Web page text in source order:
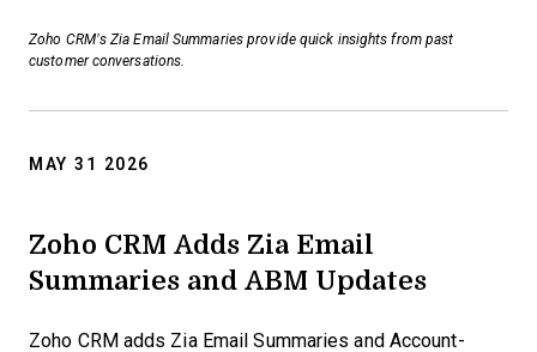
Zoho CRM’s Zia Email Summaries provide quick insights from past
customer conversations.
MAY 31 2026
Zoho CRM Adds Zia Email
Summaries and ABM Updates
Zoho CRM adds Zia Email Summaries and Account-